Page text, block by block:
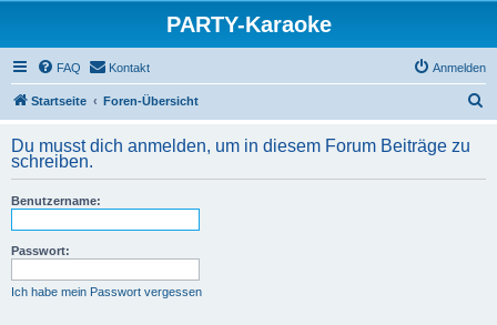
PARTY-Karaoke
FAQ Kontakt Anmelden
Startseite Foren-Übersicht
h
Du musst dich anmelden, um in diesem Forum Beiträge zu
schreiben.
Benutzername:
Passwort:
Ich habe mein Passwort vergessen